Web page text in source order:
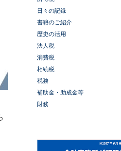
日々の記録
書籍のご紹介
歴史の活用
法人税
消費税
相続税
税務
補助金・助成金等
財務